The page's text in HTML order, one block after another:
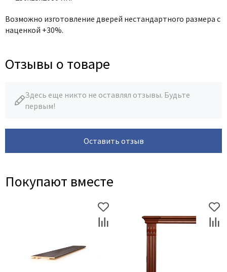
Возможно изготовление дверей нестандартного размера с
наценкой +30%.
Отзывы о товаре
Здесь еще никто не оставлял отзывы. Будьте
первым!
Оставить отзыв
Покупают вместе